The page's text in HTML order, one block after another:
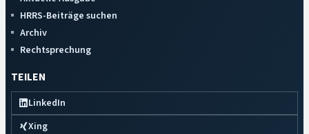
HRRS-Beiträge suchen
Archiv
Rechtsprechung
TEILEN
LinkedIn
Xing